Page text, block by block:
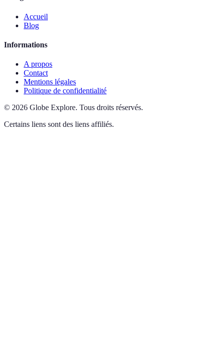
Accueil
Blog
Informations
A propos
Contact
Mentions légales
Politique de confidentialité
© 2026 Globe Explore. Tous droits réservés.
Certains liens sont des liens affiliés.